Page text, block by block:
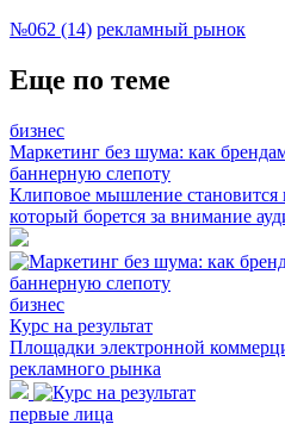
№062 (14) рекламный рынок
Еще по теме
бизнес
Маркетинг без шума: как
баннерную слепоту
Клиповое мышление становится
который борется за внимание
бизнес
Курс на результат
Площадки электронной
рекламного рынка
первые лица